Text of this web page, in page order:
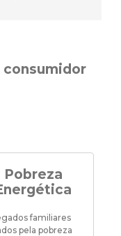
Pobreza
familiares
pela pobreza